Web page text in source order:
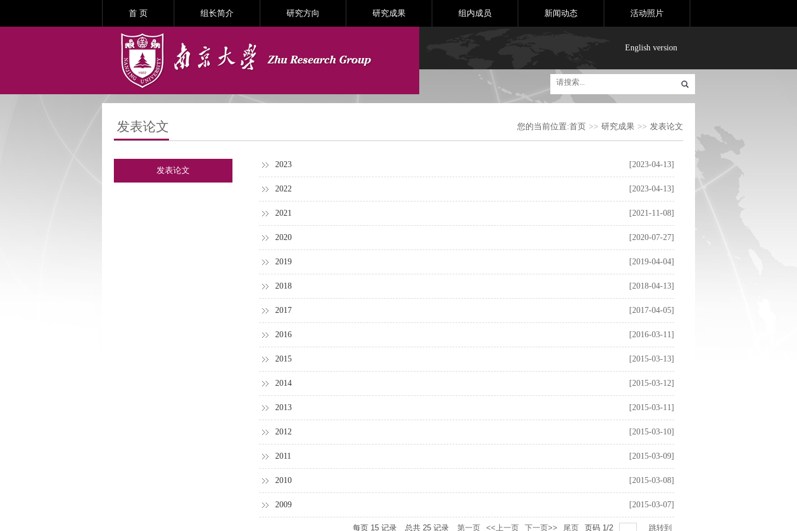
首 页 组长简介 研究方向 研究成果 组内成员 新闻动态 活动照片
English version
发表论文 您的当前位置:首页 >> 研究成果 >> 发表论文
发表论文
2023 [2023-04-13]
2022 [2023-04-13]
2021 [2021-11-08]
2020 [2020-07-27]
2019 [2019-04-04]
2018 [2018-04-13]
2017 [2017-04-05]
2016 [2016-03-11]
2015 [2015-03-13]
2014 [2015-03-12]
2013 [2015-03-11]
2012 [2015-03-10]
2011 [2015-03-09]
2010 [2015-03-08]
2009 [2015-03-07]
每页 15 记录 总共 25 记录 第一页 <<上一页 下一页>> 尾页 页码 1/2 跳转到